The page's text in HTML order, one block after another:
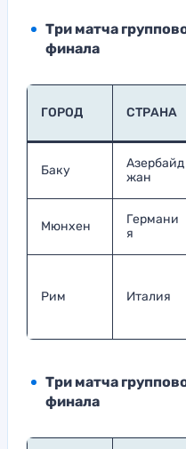
Три матча
финала
ГОРОД СТРАНА
Баку
Азербайд
жан
Мюнхен
Германи
я
Рим Италия
Три матча
финала